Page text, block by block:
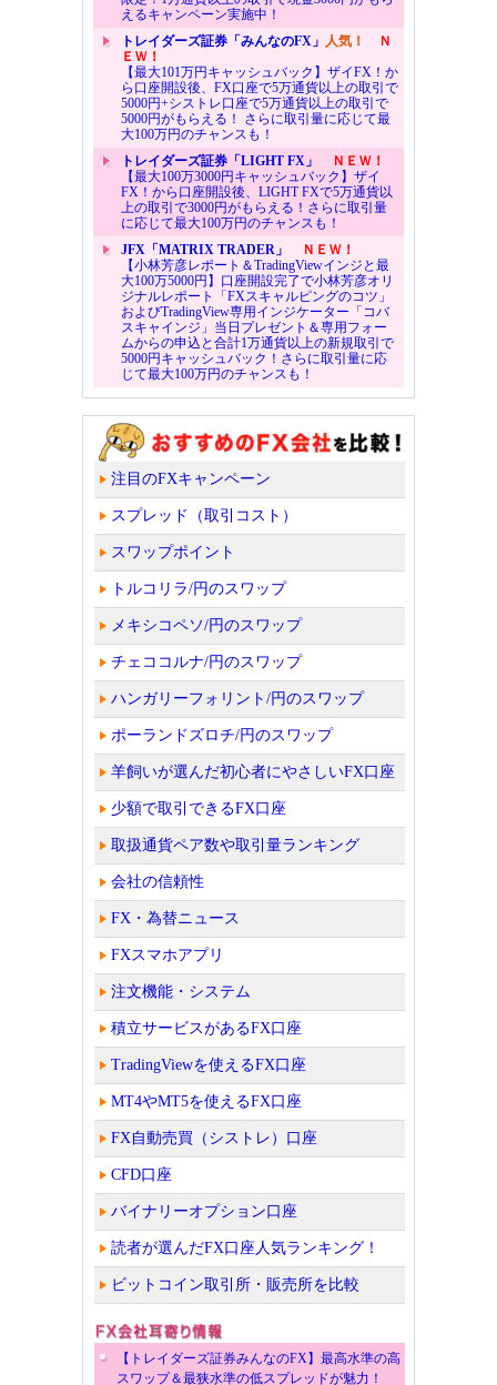
えるキャンペーン実施中！
トレイダーズ証券「みんなのFX」 人気！
Ｎ
ＥＷ！
【最大101万円キャッシュバック】ザイFX！か
ら口座開設後、FX口座で5万通貨以上の取引で
5000円+シストレ口座で5万通貨以上の取引で
5000円がもらえる！ さらに取引量に応じて最
大100万円のチャンスも！
トレイダーズ証券「LIGHT FX」
ＮＥＷ！
【最大100万3000円キャッシュバック】ザイ
FX！から口座開設後、LIGHT FXで5万通貨以
上の取引で3000円がもらえる！さらに取引量
に応じて最大100万円のチャンスも！
JFX「MATRIX TRADER」
ＮＥＷ！
【小林芳彦レポート＆TradingViewインジと最
大100万5000円】口座開設完了で小林芳彦オリ
ジナルレポート「FXスキャルピングのコツ」
およびTradingView専用インジケーター「コバ
スキャインジ」当日プレゼント＆専用フォー
ムからの申込と合計1万通貨以上の新規取引で
5000円キャッシュバック！さらに取引量に応
じて最大100万円のチャンスも！
注目のFXキャンペーン
スプレッド（取引コスト）
スワップポイント
トルコリラ/円のスワップ
メキシコペソ/円のスワップ
チェココルナ/円のスワップ
ハンガリーフォリント/円のスワップ
ポーランドズロチ/円のスワップ
羊飼いが選んだ初心者にやさしいFX口座
少額で取引できるFX口座
取扱通貨ペア数や取引量ランキング
会社の信頼性
FX・為替ニュース
FXスマホアプリ
注文機能・システム
積立サービスがあるFX口座
TradingViewを使えるFX口座
MT4やMT5を使えるFX口座
FX自動売買（シストレ）口座
CFD口座
バイナリーオプション口座
読者が選んだFX口座人気ランキング！
ビットコイン取引所・販売所を比較
【トレイダーズ証券みんなのFX】最高水準の高
スワップ＆最狭水準の低スプレッドが魅力！